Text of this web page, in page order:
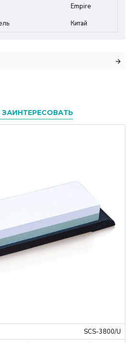
Empire
Китай
SCS-3800/U